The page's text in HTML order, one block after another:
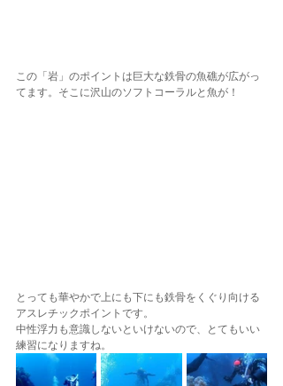
この「岩」のポイントは巨大な鉄骨の魚礁が広がっ
てます。そこに沢山のソフトコーラルと魚が！
とっても華やかで上にも下にも鉄骨をくぐり向ける
アスレチックポイントです。
中性浮力も意識しないといけないので、とてもいい
練習になりますね。